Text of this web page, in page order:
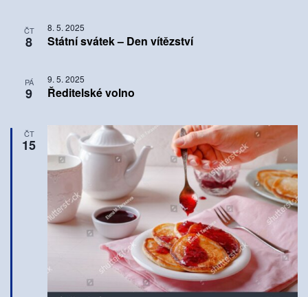
ČT
8 Státní svátek – Den vítězství
8. 5. 2025
PÁ
9 Ředitelské volno
9. 5. 2025
ČT
15